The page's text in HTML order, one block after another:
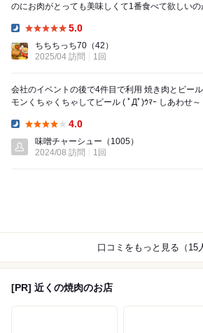
のにお肉がとっても美味しくて1番食べて欲しいのが
5.0
ちちちっち70 （42）
2025/04 訪問
1回
会社のイベントの後で4件目で利用 焼き肉とビール サイコー( ☆∀☆) ホル
モンくちゃくちゃしてビール ( ﾟДﾟ)ｳﾏｰ しあわせ～
4.0
味噌チャーシュー （1005）
2024/08 訪問
1回
口コミをもっと見る（15
[PR] 近くの焼肉のお店